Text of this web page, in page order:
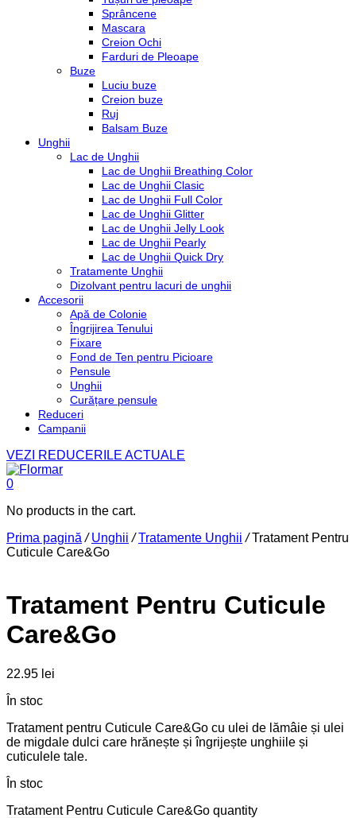
Sprâncene
Mascara
Creion Ochi
Farduri de Pleoape
Buze
Luciu buze
Creion buze
Ruj
Balsam Buze
Unghii
Lac de Unghii
Lac de Unghii Breathing Color
Lac de Unghii Clasic
Lac de Unghii Full Color
Lac de Unghii Glitter
Lac de Unghii Jelly Look
Lac de Unghii Pearly
Lac de Unghii Quick Dry
Tratamente Unghii
Dizolvant pentru lacuri de unghii
Accesorii
Apă de Colonie
Îngrijirea Tenului
Fixare
Fond de Ten pentru Picioare
Pensule
Unghii
Curățare pensule
Reduceri
Campanii
VEZI REDUCERILE ACTUALE
0
No products in the cart.
Prima pagină /Unghii /Tratamente Unghii /Tratament Pentru
Cuticule Care&Go
Tratament Pentru Cuticule
Care&Go
22.95 lei
În stoc
Tratament pentru Cuticule Care&Go cu ulei de lămâie și ulei
de migdale dulci care hrănește și îngrijește unghiile și
cuticulele tale.
În stoc
Tratament Pentru Cuticule Care&Go quantity